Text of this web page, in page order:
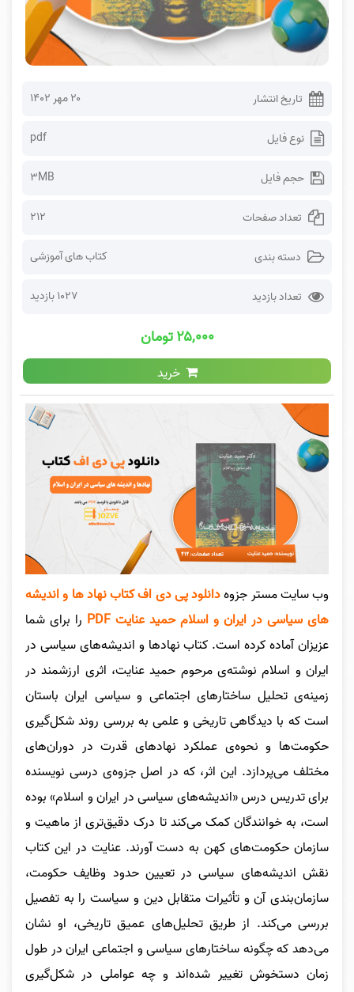
تاریخ انتشار ۲۰ مهر ۱۴۰۲
نوع فایل pdf
حجم فایل 3MB
تعداد صفحات 212
دسته بندی کتاب های آموزشی
تعداد بازدید 1027 بازدید
۲۵,۰۰۰ تومان
خرید
وب سایت مستر جزوهدانلود پی دی اف کتاب نهاد ها و اندیشه
های سیاسی در ایران و اسلام حمید عنایت PDF
را برای شما
عزیزان آماده کرده است. کتاب نهادها و اندیشه‌های سیاسی در
ایران و اسلام نوشته‌ی مرحوم حمید عنایت، اثری ارزشمند در
زمینه‌ی تحلیل ساختارهای اجتماعی و سیاسی ایران باستان
است که با دیدگاهی تاریخی و علمی به بررسی روند شکل‌گیری
حکومت‌ها و نحوه‌ی عملکرد نهادهای قدرت در دوران‌های
مختلف می‌پردازد. این اثر، که در اصل جزوه‌ی درسی نویسنده
برای تدریس درس «اندیشه‌های سیاسی در ایران و اسلام» بوده
است، به خوانندگان کمک می‌کند تا درک دقیق‌تری از ماهیت و
سازمان حکومت‌های کهن به دست آورند. عنایت در این کتاب
نقش اندیشه‌های سیاسی در تعیین حدود وظایف حکومت،
سازمان‌بندی آن و تأثیرات متقابل دین و سیاست را به تفصیل
بررسی می‌کند. از طریق تحلیل‌های عمیق تاریخی، او نشان
می‌دهد که چگونه ساختارهای سیاسی و اجتماعی ایران در طول
زمان دستخوش تغییر شده‌اند و چه عواملی در شکل‌گیری